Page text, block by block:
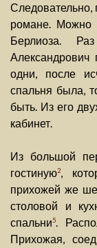
Следовательно,
романе. Можно
Берлиоза.
Александрович
одни, после
спальня была,
быть. Из его
кабинет.
Из большой
гостиную2,
прихожей же
столовой и
спальни5.
Прихожая,